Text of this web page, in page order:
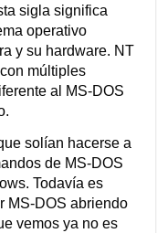
sigla significa
operativo
y su hardware. NT
múltiples
al MS-DOS
solían hacerse a
de MS-DOS
Todavía es
MS-DOS abriendo
vemos ya no es